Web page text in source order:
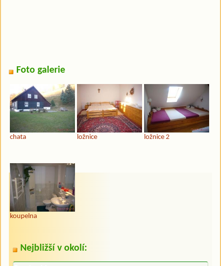
Foto galerie
chata ložnice ložnice 2
koupelna
Nejbližší v okolí: